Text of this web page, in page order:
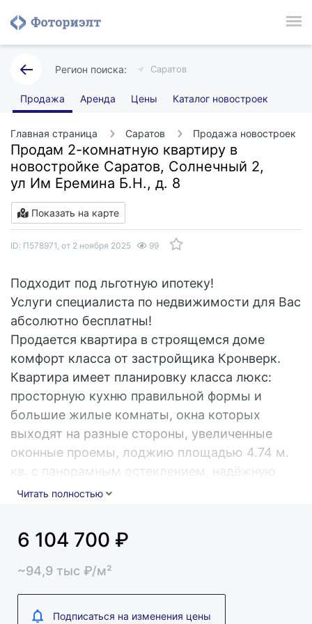
Саратов
Продажа Аренда Цены Каталог новостроек
Главная страница Саратов Продажа новостроек
Продам 2-комнатную квартиру в
новостройке Саратов, Солнечный 2,
ул Им Еремина Б.Н., д. 8
Показать на карте
ID: П578971, от 2 ноября 2025 99
Подходит под льготную ипотеку!
Услуги специалиста по недвижимости для Вас
абсолютно бесплатны!
Продается квартира в строящемся доме
комфорт класса от застройщика Кронверк.
Квартира имеет планировку класса люкс:
просторную кухню правильной формы и
большие жилые комнаты, окна которых
выходят на разные стороны, увеличенные
оконные проемы, лоджию площадью 4.74 м.
кв. с панорамным остеклением, надёжную
входную дверь. Все квартиры в доме №8
звукоизоляцией пола во всех помещениях
кроме лоджии и санузла, гидроизоляцией
Читать полностью
6 104 700 ₽
~94,9 тыс ₽/м²
Подписаться на изменения цены